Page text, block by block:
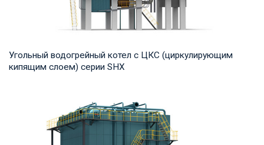
Угольный водогрейный котел с ЦКС (циркулирующим
кипящим слоем) серии SHX
мощность продукта: 7-91 МВт Температура н...